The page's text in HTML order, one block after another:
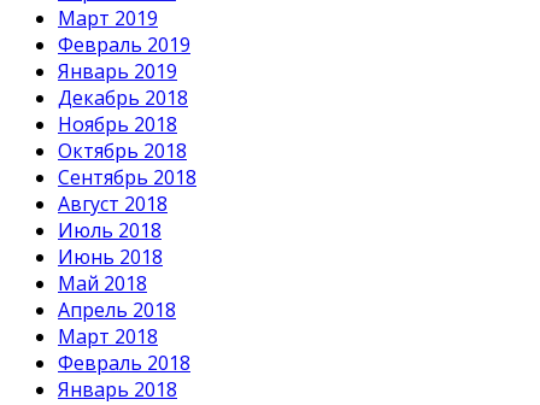
Март 2019
Февраль 2019
Январь 2019
Декабрь 2018
Ноябрь 2018
Октябрь 2018
Сентябрь 2018
Август 2018
Июль 2018
Июнь 2018
Май 2018
Апрель 2018
Март 2018
Февраль 2018
Январь 2018